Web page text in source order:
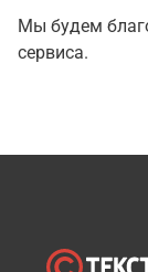
Мы будем
сервиса.